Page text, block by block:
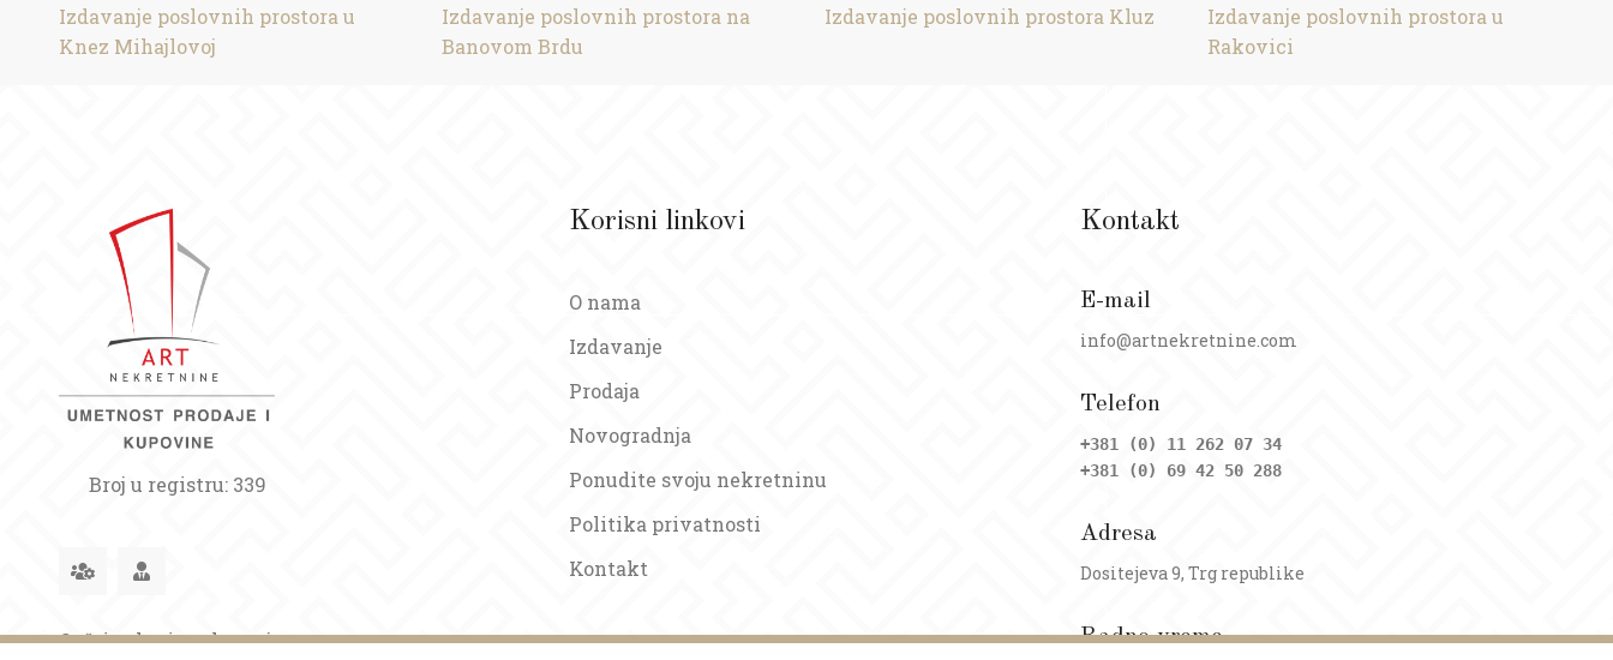
Izdavanje poslovnih prostora u
Knez Mihajlovoj
Izdavanje poslovnih prostora na
Banovom Brdu
Izdavanje poslovnih prostora Kluz
Izdavanje poslovnih prostora u
Rakovici
Broj u registru: 339
Opšti uslovi poslovanja
Korisni linkovi
O nama
Izdavanje
Prodaja
Novogradnja
Ponudite svoju nekretninu
Politika privatnosti
Kontakt
Kontakt
E-mail
info@artnekretnine.com
Telefon
+381 (0) 11 262 07 34
+381 (0) 69 42 50 288
Adresa
Dositejeva 9, Trg republike
Radno vreme